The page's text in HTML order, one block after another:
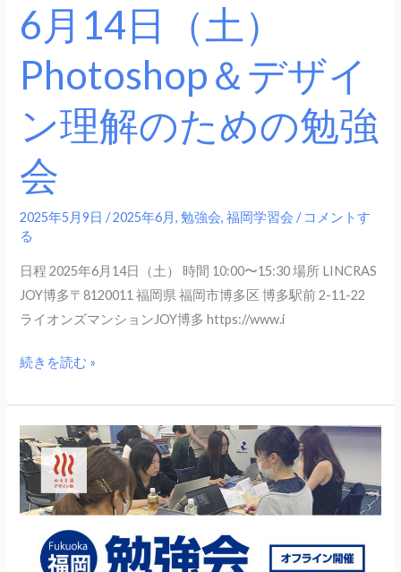
6月14日（土）
Photoshop＆デザイ
ン理解のための勉強
会
2025年5月9日/2025年6月,勉強会,福岡学習会 / コメントす
る
日程 2025年6月14日（土） 時間 10:00〜15:30 場所 LINCRAS
JOY博多〒8120011 福岡県 福岡市博多区 博多駅前 2-11-22
ライオンズマンションJOY博多 https://www.i
解
の
た
め
の
勉
強
会
続きを読む »
5
月
31
日
（土）